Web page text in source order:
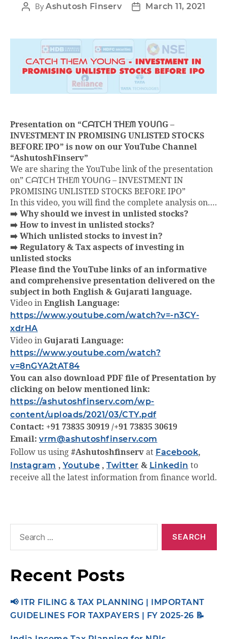
ByAshutosh Finserv March 11, 2021
Presentation on “ᑕᗩTᑕᕼ TᕼEᗰ YOᑌᑎG –
INVESTMENT​ IN PROMISING UNLISTED STOCKS​
BEFORE IPO” is now on our YouTube Channel
“AshutoshFinserv”
We are sharing the YouTube link of the presentation
on” ᑕᗩTᑕᕼ TᕼEᗰ YOᑌᑎG – INVESTMENT​ IN
PROMISING UNLISTED STOCKS​ BEFORE IPO”
In this video, you will find the complete analysis on….
➡️ Why should we invest in unlisted stocks?
➡️ How to invest in unlisted stocks?
➡️ Which unlisted stocks to invest in?
➡️ Regulatory & Tax aspects of investing in
unlisted stocks
Please find the YouTube links of an informative
and comprehensive presentation delivered on the
subject in both English & Gujarati language.
Video in English Language:
https://www.youtube.com/watch?v=-n3CY-
xdrHA
Video in Gujarati Language:
https://www.youtube.com/watch?
v=8nGYA2tAT84
You can also download PDF file of Presentation by
clicking on below mentioned link:
https://ashutoshfinserv.com/wp-
content/uploads/2021/03/CTY.pdf
Contact: +91 73835 30919 /+91 73835 30619
Email: vrm@ashutoshfinserv.com
Follow us using #Ashutoshfinserv at Facebook,
Instagram , Youtube , Twitter & Linkedin to
receive all the latest information from finance world.
Recent Posts
📢 ITR FILING & TAX PLANNING | IMPORTANT
GUIDELINES FOR TAXPAYERS | FY 2025-26 📝